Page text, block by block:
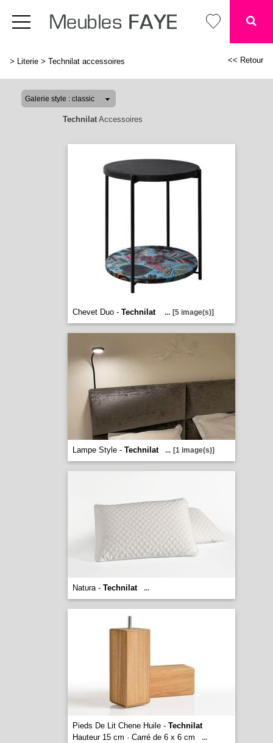
> Literie > Technilat accessoires << Retour
TechnilatAccessoires
Chevet Duo - Technilat ... [5 image(s)]
Lampe Style - Technilat ... [1 image(s)]
Natura - Technilat ...
Pieds De Lit Chene Huile - Technilat
Hauteur 15 cm · Carré de 6 x 6 cm
...